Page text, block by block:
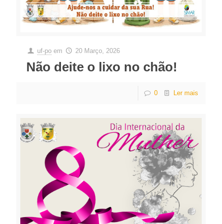
uf-po em 20 Março, 2026
Não deite o lixo no chão!
0 Ler mais